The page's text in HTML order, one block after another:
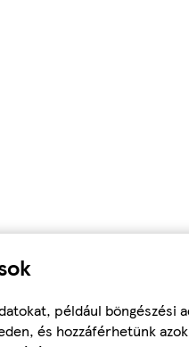
például böngészési
és hozzáférhetünk